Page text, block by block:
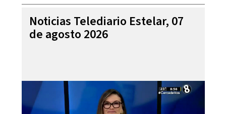
Noticias Telediario Estelar, 07
de agosto 2026